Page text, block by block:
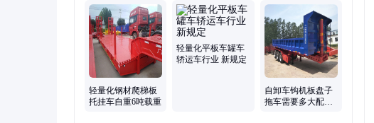
车、低平板半挂车、爬梯板挂车、低平板挂车、勾机板挂车、平板挂
车、集装箱平板挂车、特种轴线车、三线六桥低平板、四线八轴低平
板、五线十桥低平板、挖掘机拖板车、集装箱骨架车、水泥罐车、粉
粒物料罐车、粉煤灰运输车、液体罐车、油罐车、侧翻自卸车
轻量化钢材爬梯板
托挂车自重6吨载重
轻量化平板车罐车
轿运车行业 新规定
自卸车钩机板盘子
拖车需要多大配置